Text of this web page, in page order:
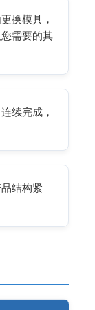
换模具，
需要的其
续完成，
结构紧